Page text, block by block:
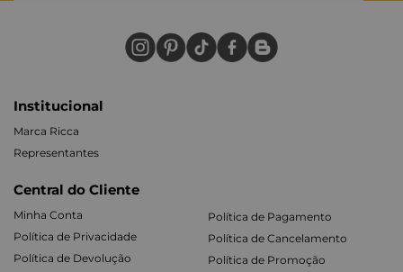
Institucional
Marca Ricca
Representantes
Central do Cliente
Minha Conta
Política de Privacidade
Política de Devolução
Política de Pagamento
Política de Cancelamento
Política de Promoção